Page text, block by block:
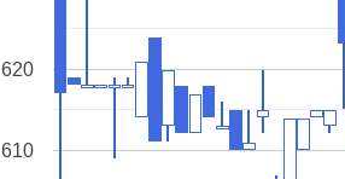
610
620